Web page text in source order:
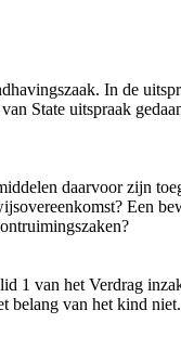
In de
State uitspraak
daarvoor zijn
Een
1 van het Verdrag
belang van het kind niet